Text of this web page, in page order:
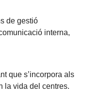
de gestió
interna,
que s’incorpora als
la vida del centres.